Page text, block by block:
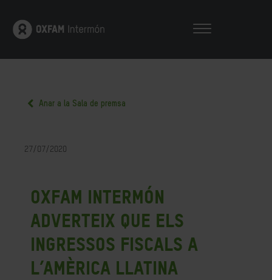
Anar a la Sala de premsa
27/07/2020
Oxfam Intermón
adverteix que els
ingressos fiscals a
l’Amèrica Llatina